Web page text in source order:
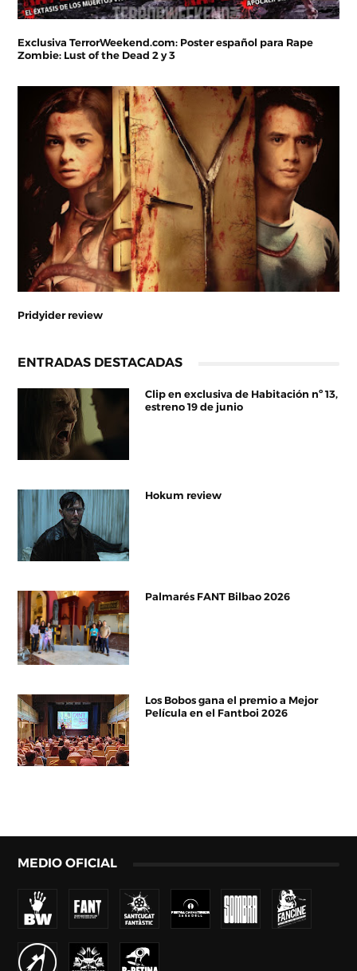
Exclusiva TerrorWeekend.com: Poster español para Rape
Zombie: Lust of the Dead 2 y 3
Pridyider review
ENTRADAS DESTACADAS
Clip en exclusiva de Habitación nº 13,
estreno 19 de junio
Hokum review
Palmarés FANT Bilbao 2026
Los Bobos gana el premio a Mejor
Película en el Fantboi 2026
MEDIO OFICIAL